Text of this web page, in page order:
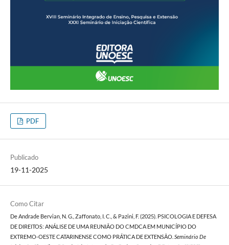
PDF
Publicado
19-11-2025
Como Citar
De Andrade Bervian, N. G., Zaffonato, I. C., & Pazini, F. (2025). PSICOLOGIA E DEFESA
DE DIREITOS: ANÁLISE DE UMA REUNIÃO DO CMDCA EM MUNICÍPIO DO
EXTREMO-OESTE CATARINENSE COMO PRÁTICA DE EXTENSÃO. Seminário De